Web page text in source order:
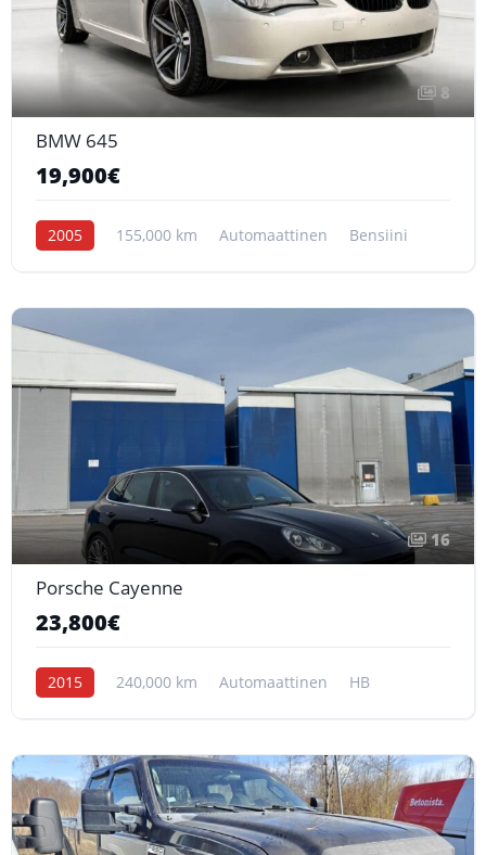
8
BMW 645
19,900€
2005 155,000 km Automaattinen Bensiini
16
Porsche Cayenne
23,800€
2015 240,000 km Automaattinen HB